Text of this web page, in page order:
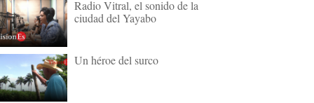
Radio Vitral, el sonido de la
ciudad del Yayabo
Un héroe del surco